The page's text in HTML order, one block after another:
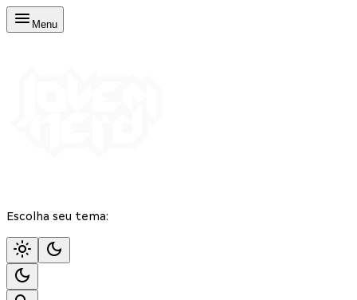
Menu
Escolha seu tema: